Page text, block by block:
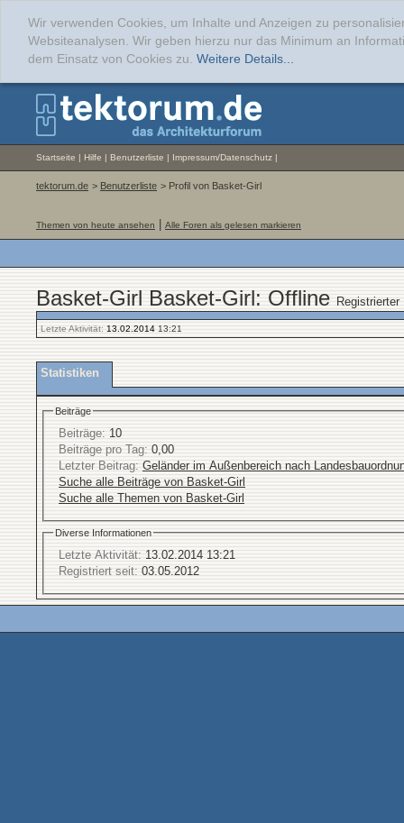
Wir verwenden Cookies, um Inhalte und Anzeigen zu
Websiteanalysen. Wir geben hierzu nur das Minimum an
dem Einsatz von Cookies zu. Weitere Details...
Startseite | Hilfe | Benutzerliste | Impressum/Datenschutz |
tektorum.de > Benutzerliste > Profil von Basket-Girl
Themen von heute ansehen Alle Foren als gelesen markieren
Basket-Girl Basket-Girl: Offline Registrierter
Letzte Aktivität: 13.02.2014 13:21
Statistiken
Beiträge
Beiträge: 10
Beiträge pro Tag: 0,00
Letzter Beitrag: Geländer im Außenbereich nach
Suche alle Beiträge von Basket-Girl
Suche alle Themen von Basket-Girl
Diverse Informationen
Letzte Aktivität: 13.02.2014 13:21
Registriert seit: 03.05.2012